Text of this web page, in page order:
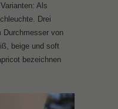
Als
Drei
Durchmesser von
beige und soft
bezeichnen